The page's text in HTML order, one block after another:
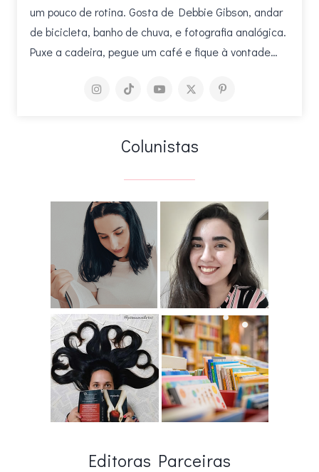
um pouco de rotina. Gosta de Debbie Gibson, andar
de bicicleta, banho de chuva, e fotografia analógica.
Puxe a cadeira, pegue um café e fique à vontade…
Colunistas
Editoras Parceiras